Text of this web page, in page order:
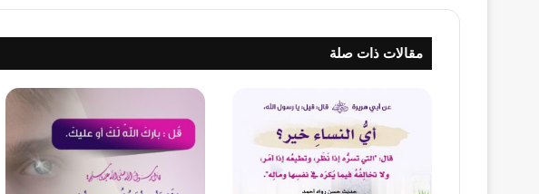
مقالات ذات صلة